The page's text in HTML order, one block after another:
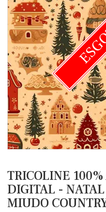
TRICOLINE
DIGITAL -
MIUDO